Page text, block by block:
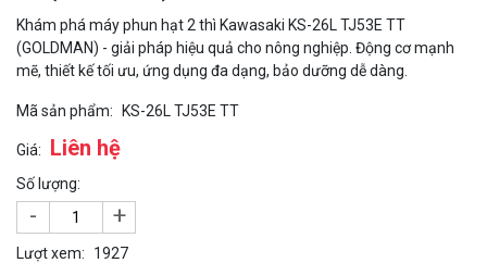
Khám phá máy phun hạt 2 thì Kawasaki KS-26L TJ53E TT
(GOLDMAN) - giải pháp hiệu quả cho nông nghiệp. Động cơ mạnh
mẽ, thiết kế tối ưu, ứng dụng đa dạng, bảo dưỡng dễ dàng.
Mã sản phẩm: KS-26L TJ53E TT
Giá: Liên hệ
Số lượng:
- +
Lượt xem: 1927